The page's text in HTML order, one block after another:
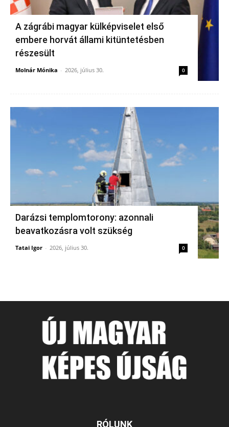
A zágrábi magyar külképviselet első
embere horvát állami kitüntetésben
részesült
Molnár Mónika - 2026, július 30. 0
Darázsi templomtorony: azonnali
beavatkozásra volt szükség
Tatai Igor - 2026, július 30. 0
RÓLUNK